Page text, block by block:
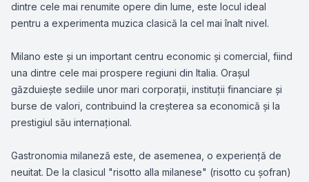
dintre cele mai renumite opere din lume, este locul ideal
pentru a experimenta muzica clasică la cel mai înalt nivel.
Milano este și un important centru economic și comercial, fiind
una dintre cele mai prospere regiuni din Italia. Orașul
găzduiește sediile unor mari corporații, instituții financiare și
burse de valori, contribuind la creșterea sa economică și la
prestigiul său internațional.
Gastronomia milaneză este, de asemenea, o experiență de
neuitat. De la clasicul "risotto alla milanese" (risotto cu șofran)